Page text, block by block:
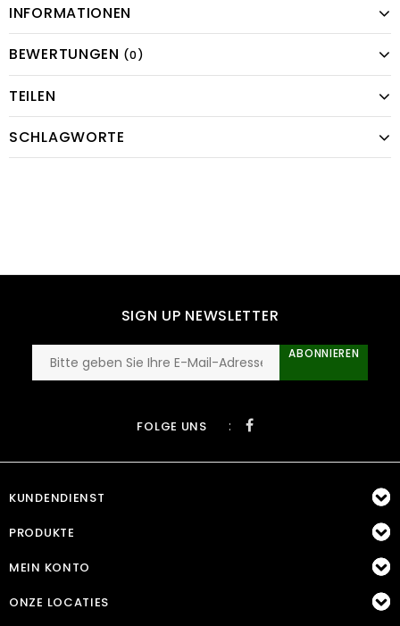
INFORMATIONEN
BEWERTUNGEN (0)
TEILEN
SCHLAGWORTE
SIGN UP NEWSLETTER
ABONNIEREN
FOLGE UNS :
KUNDENDIENST
PRODUKTE
MEIN KONTO
ONZE LOCATIES